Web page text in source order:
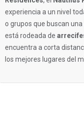
experiencia a un nivel
o grupos que buscan
está rodeada de
encuentra a corta
los mejores lugares del